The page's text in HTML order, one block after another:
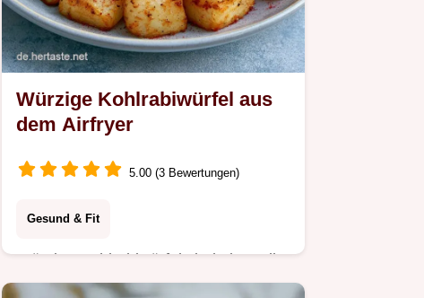
Würzige Kohlrabiwürfel aus
dem Airfryer
5.00 (3 Bewertungen)
Gesund & Fit
Würzige Kohlrabiwürfel sind eine tolle
Beilage. Kohlrabiwürfel aus der